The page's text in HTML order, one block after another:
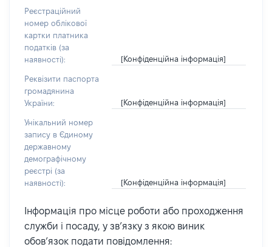
Реєстраційний
номер облікової
картки платника
податків (за
наявності):
[Конфіденційна інформація]
Реквізити паспорта
громадянина
України:
[Конфіденційна інформація]
Унікальний номер
запису в Єдиному
державному
демографічному
реєстрі (за
наявності):
[Конфіденційна інформація]
Інформація про місце роботи або проходження
служби і посаду, у зв’язку з якою виник
обов’язок подати повідомлення: